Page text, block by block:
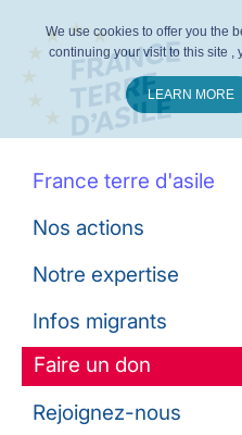
France terre d'asile
Nos actions
Notre expertise
Infos migrants
Faire un don
Rejoignez-nous
We use cookies to offer you the
continuing your visit to this site ,
LEARN MORE